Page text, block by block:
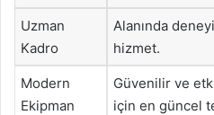
Uzman
Kadro
Alanında
hizmet.
Modern
Ekipman
Güvenilir ve
için en güncel